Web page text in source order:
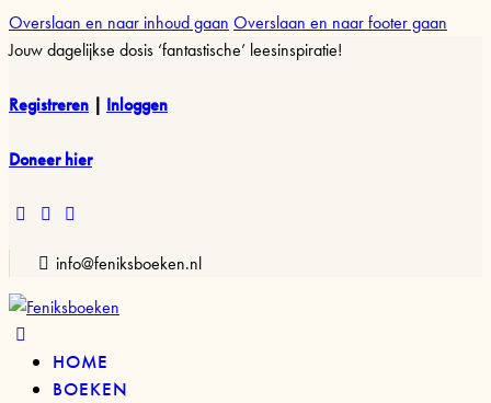
Overslaan en naar inhoud gaan Overslaan en naar footer gaan
Jouw dagelijkse dosis ‘fantastische’ leesinspiratie!
Registreren | Inloggen
Doneer hier
facebook-
instagram
tik-
info@feniksboeken.nl
HOME
BOEKEN